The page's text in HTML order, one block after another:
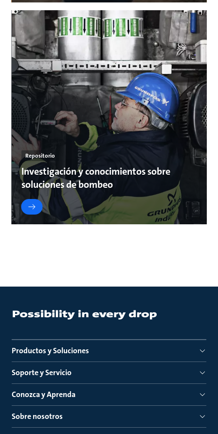
Repositorio
Investigación y conocimientos sobre
soluciones de bombeo
Productos y Soluciones
Soporte y Servicio
Conozca y Aprenda
Sobre nosotros